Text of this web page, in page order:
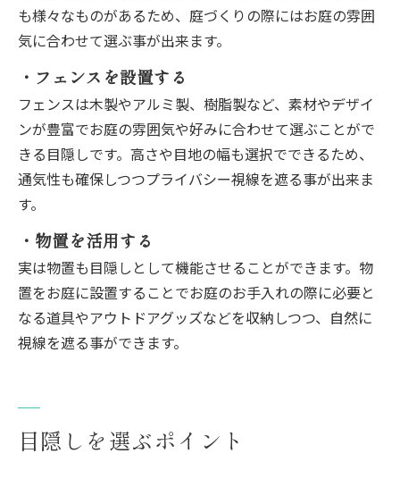
も様々なものがあるため、庭づくりの際にはお庭の雰囲
気に合わせて選ぶ事が出来ます。
・フェンスを設置する
フェンスは木製やアルミ製、樹脂製など、素材やデザイ
ンが豊富でお庭の雰囲気や好みに合わせて選ぶことがで
きる目隠しです。高さや目地の幅も選択でできるため、
通気性も確保しつつプライバシー視線を遮る事が出来ま
す。
・物置を活用する
実は物置も目隠しとして機能させることができます。物
置をお庭に設置することでお庭のお手入れの際に必要と
なる道具やアウトドアグッズなどを収納しつつ、自然に
視線を遮る事ができます。
目隠しを選ぶポイント